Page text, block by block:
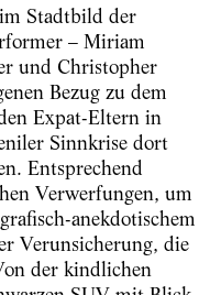
Stadtbild der
– Miriam
und Christopher
Bezug zu dem
Expat-Eltern in
Sinnkrise dort
Entsprechend
Verwerfungen, um
anekdotischem
Verunsicherung, die
der kindlichen